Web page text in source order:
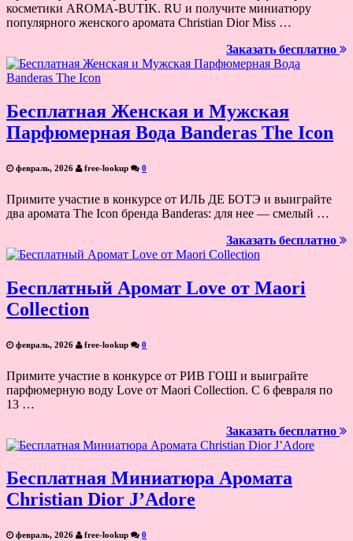
косметики AROMA-BUTIK. RU и получите миниатюру
популярного женского аромата Christian Dior Miss …
Заказать бесплатно
Бесплатная Женская и Мужская
Парфюмерная Вода Banderas The Icon
февраль, 2026 free-lookup 0
Примите участие в конкурсе от ИЛЬ ДЕ БОТЭ и выиграйте
два аромата The Icon бренда Banderas: для нее — смелый …
Заказать бесплатно
Бесплатный Аромат Love от Maori
Collection
февраль, 2026 free-lookup 0
Примите участие в конкурсе от РИВ ГОШ и выиграйте
парфюмерную воду Love от Maori Collection. С 6 февраля по
13 …
Заказать бесплатно
Бесплатная Миниатюра Аромата
Christian Dior J’Adore
февраль, 2026 free-lookup 0